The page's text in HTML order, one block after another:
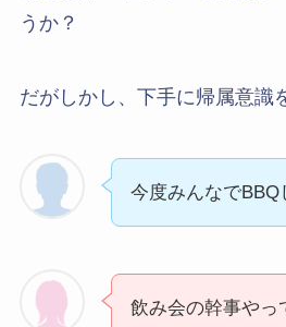
うか？
だがしかし、下手に帰属意識
今度みんなでBBQ
飲み会の幹事やっ